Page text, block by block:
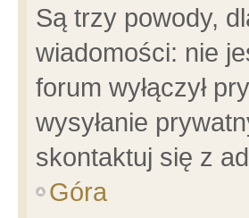
Są trzy powody,
wiadomości: nie
forum wyłączył
wysyłanie
skontaktuj się z
Góra